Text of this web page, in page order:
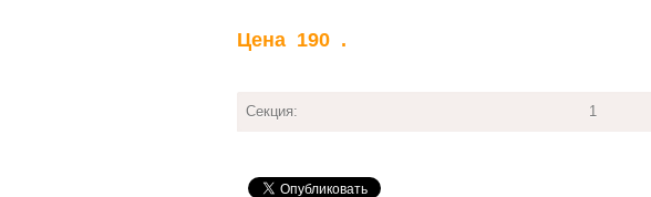
Цена 190 .
Секция: 1